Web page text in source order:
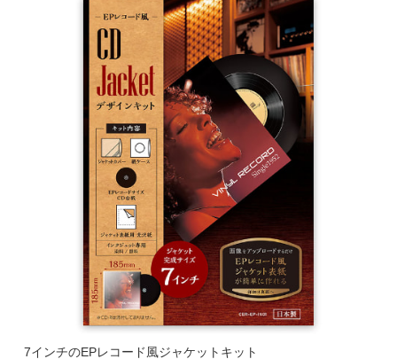
7インチのEPレコード風ジャケットキット